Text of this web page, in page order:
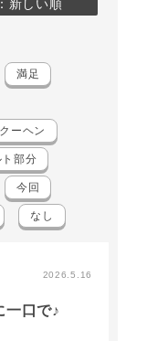
新しい順
満足
ーヘン
ト部分
今回
なし
2026.5.16
一口で♪